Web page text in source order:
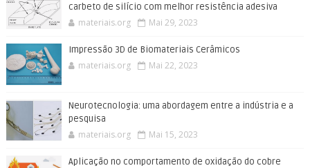
carbeto de silício com melhor resistência adesiva
materiais.org Mai 29, 2023
Impressão 3D de Biomateriais Cerâmicos
materiais.org Mai 22, 2023
Neurotecnologia: uma abordagem entre a indústria e a
pesquisa
materiais.org Mai 15, 2023
Aplicação no comportamento de oxidação do cobre